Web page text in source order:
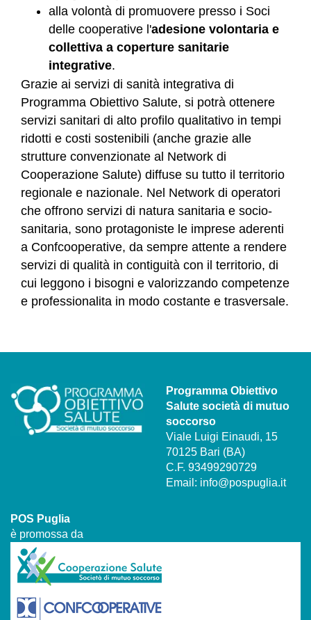
alla volontà di promuovere presso i Soci
delle cooperative l'adesione volontaria e
collettiva a coperture sanitarie
integrative.
Grazie ai servizi di sanità integrativa di
Programma Obiettivo Salute, si potrà ottenere
servizi sanitari di alto profilo qualitativo in tempi
ridotti e costi sostenibili (anche grazie alle
strutture convenzionate al Network di
Cooperazione Salute) diffuse su tutto il territorio
regionale e nazionale. Nel Network di operatori
che offrono servizi di natura sanitaria e socio-
sanitaria, sono protagoniste le imprese aderenti
a Confcooperative, da sempre attente a rendere
servizi di qualità in contiguità con il territorio, di
cui leggono i bisogni e valorizzando competenze
e professionalita in modo costante e trasversale.
Programma Obiettivo
Salute società di mutuo
soccorso
Viale Luigi Einaudi, 15
70125 Bari (BA)
C.F. 93499290729
Email: info@pospuglia.it
POS Puglia
è promossa da